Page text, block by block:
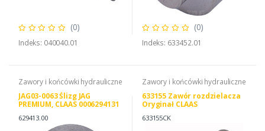
(0)
Indeks: 040040.01
(0)
Indeks: 633452.01
Zawory i końcówki hydrauliczne
JAG03-0063 Ślizg JAG
PREMIUM, CLAAS 0006294131
629413.00
Zawory i końcówki hydrauliczne
633155 Zawór rozdzielacza
Oryginał CLAAS
633155CK